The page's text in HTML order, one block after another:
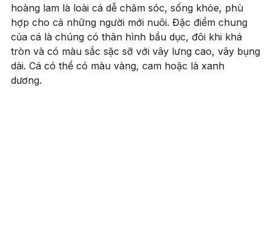
hoàng lam là loài cá dễ chăm sóc, sống khỏe, phù
hợp cho cả những người mới nuôi. Đặc điểm chung
của cá là chúng có thân hình bầu dục, đôi khi khá
tròn và có màu sắc sặc sỡ với vây lưng cao, vây bụng
dài. Cá có thể có màu vàng, cam hoặc là xanh
dương.